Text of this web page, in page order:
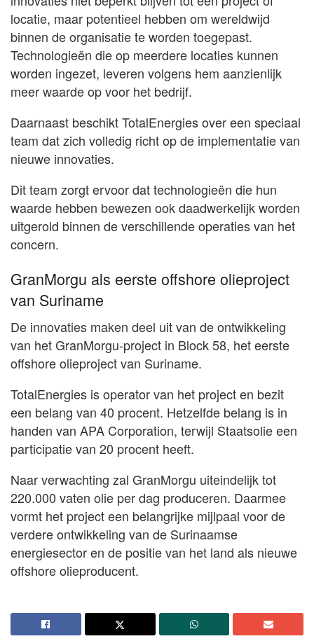
locatie, maar potentieel hebben om wereldwijd
binnen de organisatie te worden toegepast.
Technologieën die op meerdere locaties kunnen
worden ingezet, leveren volgens hem aanzienlijk
meer waarde op voor het bedrijf.
Daarnaast beschikt TotalEnergies over een speciaal
team dat zich volledig richt op de implementatie van
nieuwe innovaties.
Dit team zorgt ervoor dat technologieën die hun
waarde hebben bewezen ook daadwerkelijk worden
uitgerold binnen de verschillende operaties van het
concern.
GranMorgu als eerste offshore olieproject
van Suriname
De innovaties maken deel uit van de ontwikkeling
van het GranMorgu-project in Block 58, het eerste
offshore olieproject van Suriname.
TotalEnergies is operator van het project en bezit
een belang van 40 procent. Hetzelfde belang is in
handen van APA Corporation, terwijl Staatsolie een
participatie van 20 procent heeft.
Naar verwachting zal GranMorgu uiteindelijk tot
220.000 vaten olie per dag produceren. Daarmee
vormt het project een belangrijke mijlpaal voor de
verdere ontwikkeling van de Surinaamse
energiesector en de positie van het land als nieuwe
offshore olieproducent.